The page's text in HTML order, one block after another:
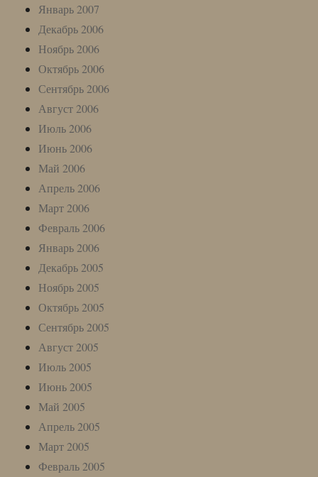
Январь 2007
Декабрь 2006
Ноябрь 2006
Октябрь 2006
Сентябрь 2006
Август 2006
Июль 2006
Июнь 2006
Май 2006
Апрель 2006
Март 2006
Февраль 2006
Январь 2006
Декабрь 2005
Ноябрь 2005
Октябрь 2005
Сентябрь 2005
Август 2005
Июль 2005
Июнь 2005
Май 2005
Апрель 2005
Март 2005
Февраль 2005